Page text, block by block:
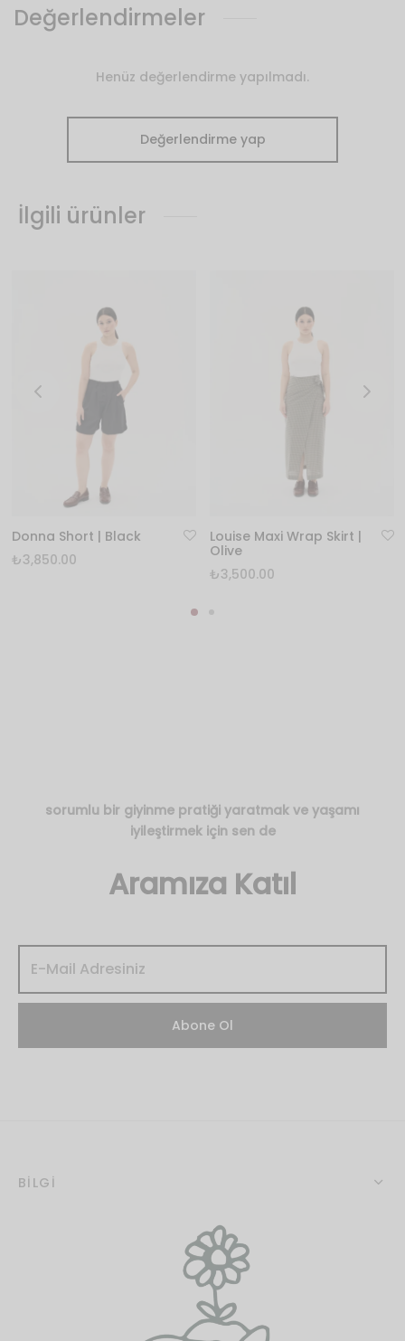
Değerlendirmeler
Henüz değerlendirme yapılmadı.
Değerlendirme yap
İlgili ürünler
Donna Short | Black
₺3,850.00
Louise Maxi Wrap Skirt |
Olive
₺3,500.00
sorumlu bir giyinme pratiği yaratmak ve yaşamı
iyileştirmek için sen de
Aramıza Katıl
BİLGİ